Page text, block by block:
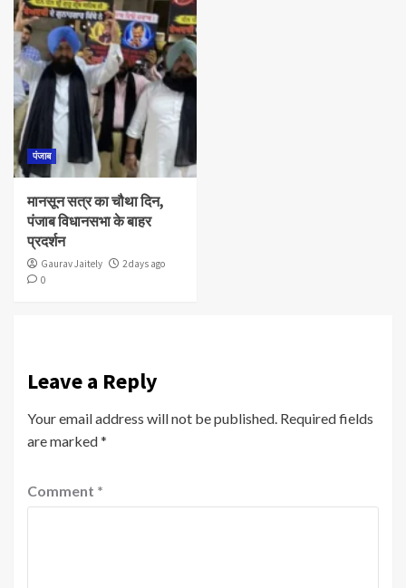
पंजाब
मानसून सत्र का चौथा दिन,
पंजाब विधानसभा के बाहर
प्रदर्शन
Gaurav Jaitely
2 days ago
0
Leave a Reply
Your email address will not be published. Required fields
are marked*
Comment *